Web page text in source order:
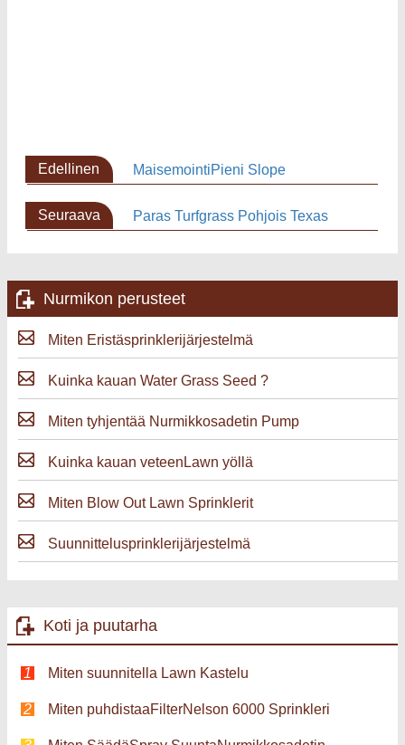
Edellinen
MaisemointiPieni Slope
Seuraava
Paras Turfgrass Pohjois Texas
Nurmikon perusteet
Miten Eristäsprinklerijärjestelmä
Kuinka kauan Water Grass Seed ?
Miten tyhjentää Nurmikkosadetin Pump
Kuinka kauan veteenLawn yöllä
Miten Blow Out Lawn Sprinklerit
Suunnittelusprinklerijärjestelmä
Koti ja puutarha
Miten suunnitella Lawn Kastelu
Miten puhdistaaFilterNelson 6000 Sprinkleri